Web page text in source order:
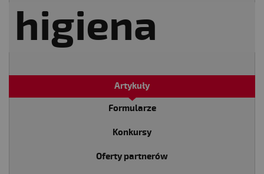
Artykuły
Formularze
Konkursy
Oferty partnerów